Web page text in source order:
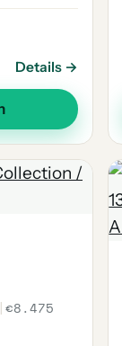
Details →
|€8.475